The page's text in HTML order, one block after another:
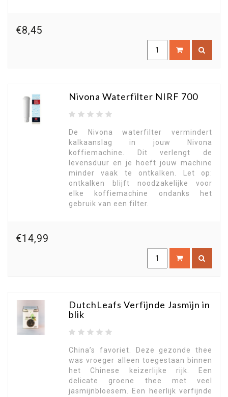
€8,45
Nivona Waterfilter NIRF 700
De Nivona waterfilter vermindert
kalkaanslag in jouw Nivona
koffiemachine. Dit verlengt de
levensduur en je hoeft jouw machine
minder vaak te ontkalken. Let op:
ontkalken blijft noodzakelijke voor
elke koffiemachine ondanks het
gebruik van een filter.
€14,99
DutchLeafs Verfijnde Jasmijn in
blik
China’s favoriet. Deze gezonde thee
was vroeger alleen toegestaan binnen
het Chinese keizerlijke rijk. Een
delicate groene thee met veel
jasmijnbloesem. Een heerlijk verfijnde